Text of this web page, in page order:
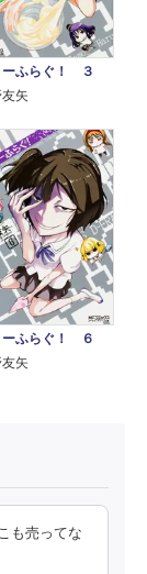
ーふらぐ！ ３
矢
ーふらぐ！ ６
矢
も売ってな